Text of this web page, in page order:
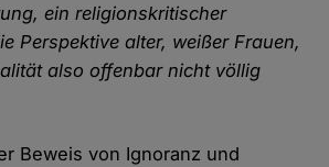
ein religionskritischer
Perspektive alter, weißer Frauen,
also offenbar nicht völlig
Beweis von Ignoranz und